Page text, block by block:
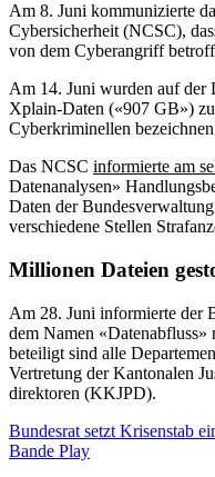
Am 8. Juni kommunizierte
Cybersicherheit (NCSC),
von dem Cyberangriff
Am 14. Juni wurden auf der
Xplain-Daten («907 GB»)
Cyberkriminellen
Das NCSC informierte am
Datenanalysen»
Daten der
verschiedene Stellen
Millionen Dateien
Am 28. Juni informierte der
dem Namen
beteiligt sind alle
Vertretung der Kantonalen
direktoren (KKJPD).
Bundesrat setzt Krisenstab
Bande Play